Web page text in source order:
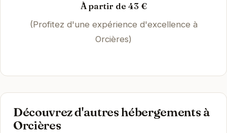
À partir de 43 €
(Profitez d'une expérience d'excellence à
Orcières)
Découvrez d'autres hébergements à
Orcières